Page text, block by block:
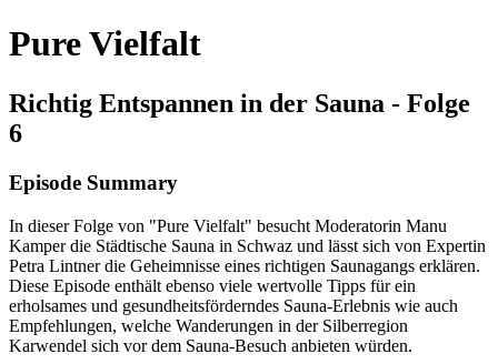
Pure Vielfalt
Richtig Entspannen in der Sauna - Folge
6
Episode Summary
In dieser Folge von "Pure Vielfalt" besucht Moderatorin Manu
Kamper die Städtische Sauna in Schwaz und lässt sich von Expertin
Petra Lintner die Geheimnisse eines richtigen Saunagangs erklären.
Diese Episode enthält ebenso viele wertvolle Tipps für ein
erholsames und gesundheitsförderndes Sauna-Erlebnis wie auch
Empfehlungen, welche Wanderungen in der Silberregion
Karwendel sich vor dem Sauna-Besuch anbieten würden.